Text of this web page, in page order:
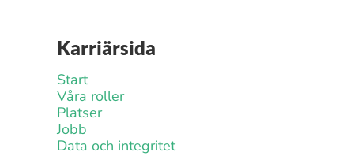
Karriärsida
Start
Våra roller
Platser
Jobb
Data och integritet